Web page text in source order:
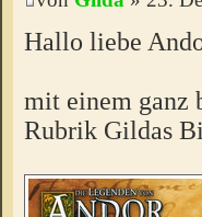
Hallo liebe
mit einem ganz
Rubrik Gildas